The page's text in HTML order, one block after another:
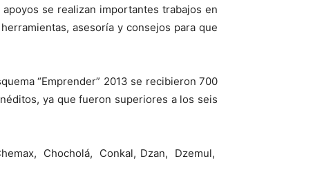
se realizan importantes trabajos en
asesoría y consejos para que
“Emprender” 2013 se recibieron 700
ya que fueron superiores a los seis
Chocholá, Conkal, Dzan, Dzemul,